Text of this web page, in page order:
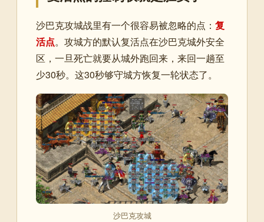
沙巴克攻城战里有一个很容易被忽略的点： 复
活点。攻城方的默认复活点在沙巴克城外安全
区，一旦死亡就要从城外跑回来，来回一趟至
少30秒。这30秒够守城方恢复一轮状态了。
沙巴克攻城